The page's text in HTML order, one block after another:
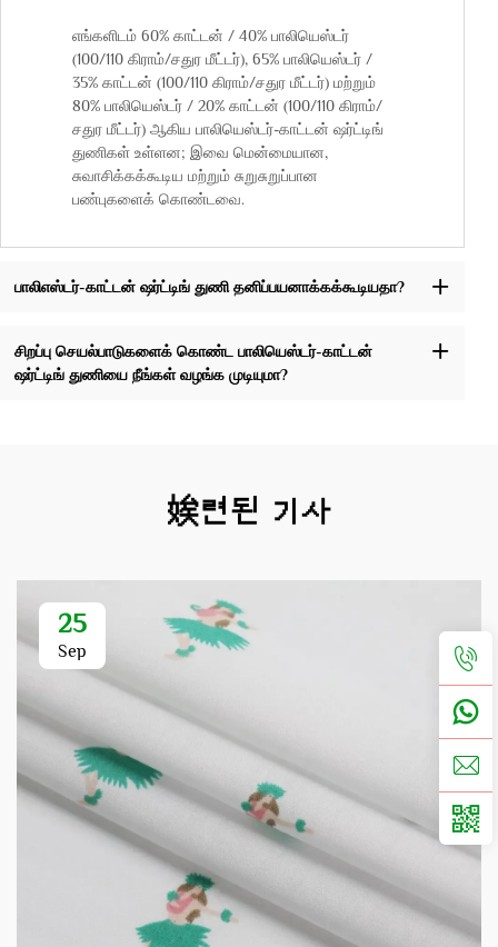
எங்களிடம் 60% காட்டன் / 40% பாலியெஸ்டர்
(100/110 கிராம்/சதுர மீட்டர்), 65% பாலியெஸ்டர் /
35% காட்டன் (100/110 கிராம்/சதுர மீட்டர்) மற்றும்
80% பாலியெஸ்டர் / 20% காட்டன் (100/110 கிராம்/
சதுர மீட்டர்) ஆகிய பாலியெஸ்டர்-காட்டன் ஷர்ட்டிங்
துணிகள் உள்ளன; இவை மென்மையான,
சுவாசிக்கக்கூடிய மற்றும் சுறுசுறுப்பான
பண்புகளைக் கொண்டவை.
பாலிஎஸ்டர்-காட்டன் ஷர்ட்டிங் துணி தனிப்பயனாக்கக்கூடியதா?
சிறப்பு செயல்பாடுகளைக் கொண்ட பாலியெஸ்டர்-காட்டன்
ஷர்ட்டிங் துணியை நீங்கள் வழங்க முடியுமா?
娭련된 기사
25
Sep